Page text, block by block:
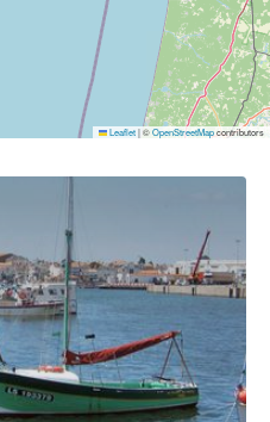
Leaflet|©OpenStreetMapcontributors